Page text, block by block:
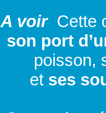
A voir Cette
son port
poisson,
et ses